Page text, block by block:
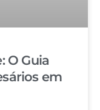
O Guia
em